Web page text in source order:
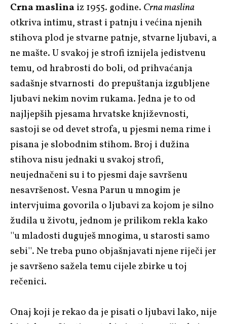
Crna maslinaiz 1955. godine. Crna maslina
otkriva intimu, strast i patnju i većina njenih
stihova plod je stvarne patnje, stvarne ljubavi, a
ne mašte. U svakoj je strofi iznijela jedistvenu
temu, od hrabrosti do boli, od prihvaćanja
sadašnje stvarnosti do prepuštanja izgubljene
ljubavi nekim novim rukama. Jedna je to od
najljepših pjesama hrvatske književnosti,
sastoji se od devet strofa, u pjesmi nema rime i
pisana je slobodnim stihom. Broj i dužina
stihova nisu jednaki u svakoj strofi,
neujednačeni su i to pjesmi daje savršenu
nesavršenost. Vesna Parun u mnogim je
intervjuima govorila o ljubavi za kojom je silno
žudila u životu, jednom je prilikom rekla kako
''u mladosti duguješ mnogima, u starosti samo
sebi''. Ne treba puno objašnjavati njene riječi jer
je savršeno sažela temu cijele zbirke u toj
rečenici.
Onaj koji je rekao da je pisati o ljubavi lako, nije